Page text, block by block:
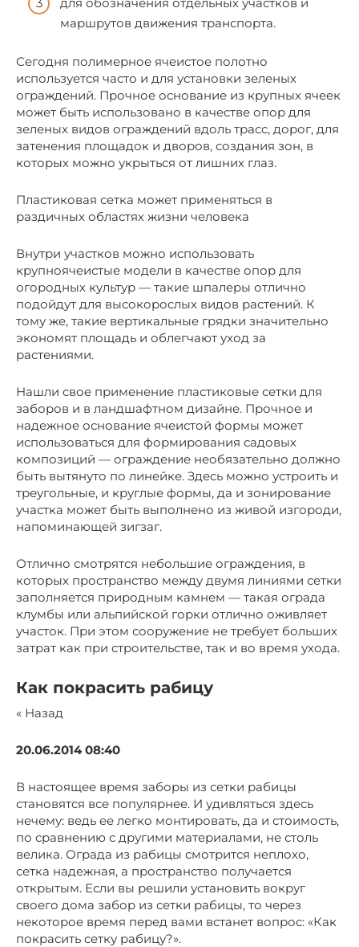
маршрутов движения транспорта.
Сегодня полимерное ячеистое полотно
используется часто и для установки зеленых
ограждений. Прочное основание из крупных ячеек
может быть использовано в качестве опор для
зеленых видов ограждений вдоль трасс, дорог, для
затенения площадок и дворов, создания зон, в
которых можно укрыться от лишних глаз.
Пластиковая сетка может применяться в
раздичных областях жизни человека
Внутри участков можно использовать
крупноячеистые модели в качестве опор для
огородных культур — такие шпалеры отлично
подойдут для высокорослых видов растений. К
тому же, такие вертикальные грядки значительно
экономят площадь и облегчают уход за
растениями.
Нашли свое применение пластиковые сетки для
заборов и в ландшафтном дизайне. Прочное и
надежное основание ячеистой формы может
использоваться для формирования садовых
композиций — ограждение необязательно должно
быть вытянуто по линейке. Здесь можно устроить и
треугольные, и круглые формы, да и зонирование
участка может быть выполнено из живой изгороди,
напоминающей зигзаг.
Отлично смотрятся небольшие ограждения, в
которых пространство между двумя линиями сетки
заполняется природным камнем — такая ограда
клумбы или альпийской горки отлично оживляет
участок. При этом сооружение не требует больших
затрат как при строительстве, так и во время ухода.
Как покрасить рабицу
« Назад
20.06.2014 08:40
В настоящее время заборы из сетки рабицы
становятся все популярнее. И удивляться здесь
нечему: ведь ее легко монтировать, да и стоимость,
по сравнению с другими материалами, не столь
велика. Ограда из рабицы смотрится неплохо,
сетка надежная, а пространство получается
открытым. Если вы решили установить вокруг
своего дома забор из сетки рабицы, то через
некоторое время перед вами встанет вопрос: «Как
покрасить сетку рабицу?».